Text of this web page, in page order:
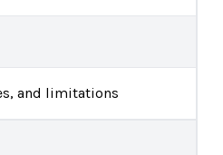
and limitations